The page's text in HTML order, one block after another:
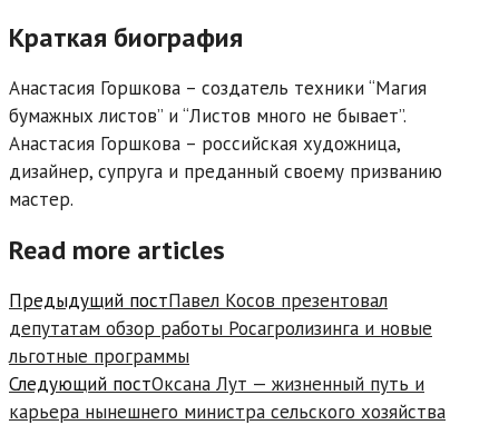
Краткая биография
Анастасия Горшкова – создатель техники “Магия
бумажных листов” и “Листов много не бывает”.
Анастасия Горшкова – российская художница,
дизайнер, супруга и преданный своему призванию
мастер.
Read more articles
Предыдущий постПавел Косов презентовал
депутатам обзор работы Росагролизинга и новые
льготные программы
Следующий постОксана Лут — жизненный путь и
карьера нынешнего министра сельского хозяйства